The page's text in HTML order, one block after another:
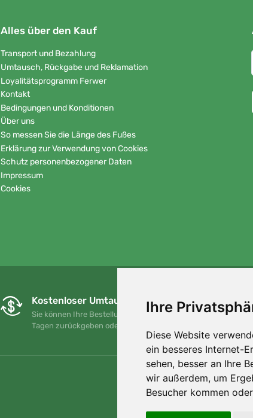
Ihre
Diese Website
ein besseres Internet-
sehen, besser an Ihre
wir außerdem, um
Besucher kommen
Alles über den Kauf
Transport und Bezahlung
Umtausch, Rückgabe und Reklamation
Loyalitätsprogramm Ferwer
Kontakt
Bedingungen und Konditionen
Über uns
So messen Sie die Länge des Fußes
Erklärung zur Verwendung von Cookies
Schutz personenbezogener Daten
Impressum
Cookies
Kostenloser Umtausch und Rückgabe
Sie können Ihre Bestellung jederzeit innerhalb von 90
Tagen zurückgeben oder umtauschen.